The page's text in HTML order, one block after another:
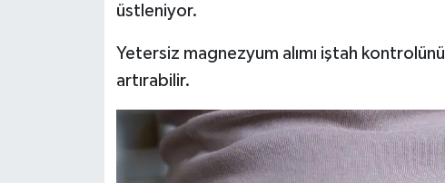
üstleniyor.
Yetersiz magnezyum alımı iştah
artırabilir.